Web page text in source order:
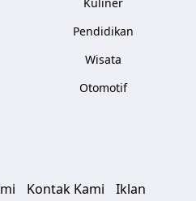
Pendidikan
Wisata
Otomotif
Kontak Kami Iklan